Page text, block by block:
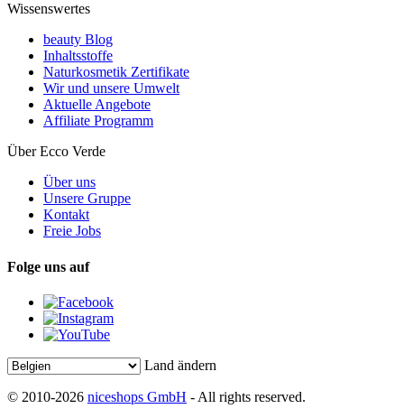
Wissenswertes
beauty Blog
Inhaltsstoffe
Naturkosmetik Zertifikate
Wir und unsere Umwelt
Aktuelle Angebote
Affiliate Programm
Über Ecco Verde
Über uns
Unsere Gruppe
Kontakt
Freie Jobs
Folge uns auf
Land ändern
© 2010-2026 niceshops GmbH - All rights reserved.